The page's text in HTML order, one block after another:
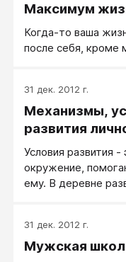
Максимум
Когда-то ваша
после себя, кроме
31 дек. 2012 г.
Механизмы,
развития
Условия развития -
окружение,
ему. В деревне
внутренняя
склонность и
31 дек. 2012 г.
Мужская